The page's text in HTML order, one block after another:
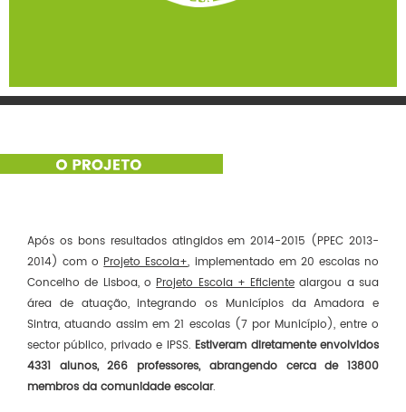
Após os bons resultados atingidos em 2014-2015 (PPEC 2013-
2014) com oProjeto Escola+, implementado em 20 escolas no
Concelho de Lisboa, oProjeto Escola + Eficiente alargou a sua
área de atuação, integrando os Municípios da Amadora e
Sintra, atuando assim em 21 escolas (7 por Município), entre o
sector público, privado e IPSS. Estiveram diretamente envolvidos
4331 alunos, 266 professores, abrangendo cerca de 13800
membros da comunidade escolar.